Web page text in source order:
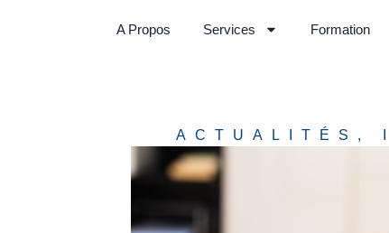
A Propos Services Formation
ACTUALITÉS ,